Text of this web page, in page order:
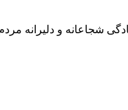
شجاعانه و دلیرانه